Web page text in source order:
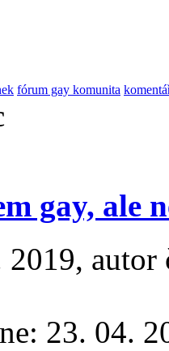
fórum gay komunita
gay, ale
2019,
23. 04.